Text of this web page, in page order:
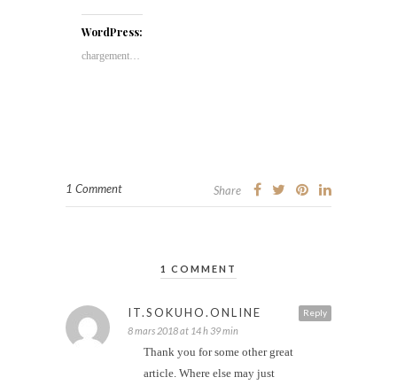
WordPress:
chargement…
1 Comment Share
1 COMMENT
Reply
IT.SOKUHO.ONLINE
8 mars 2018 at 14 h 39 min
Thank you for some other great
article. Where else may just